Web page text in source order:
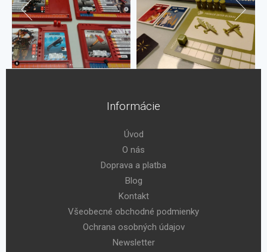
Informácie
Úvod
O nás
Doprava a platba
Blog
Kontakt
Všeobecné obchodné podmienky
Ochrana osobných údajov
Newsletter